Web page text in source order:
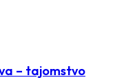
– tajomstvo